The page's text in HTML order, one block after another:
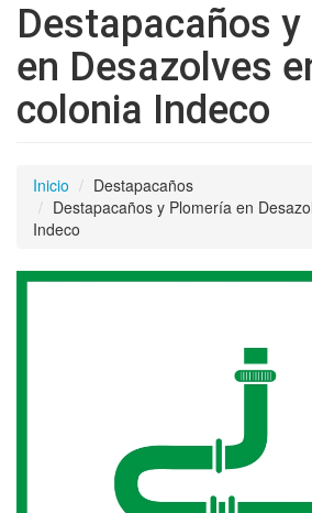
Destapacaños
en Desazolves
colonia Indeco
Inicio
Destapacaños
Destapacaños y Plomería en
Indeco